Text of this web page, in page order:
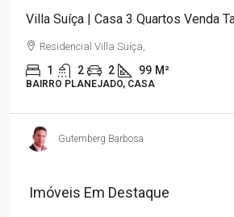
Villa Suíça | Casa 3 Quartos Venda
Residencial Villa Suíça,
1 2 2 99 M²
BAIRRO PLANEJADO, CASA
Gutemberg Barbosa
Imóveis Em Destaque